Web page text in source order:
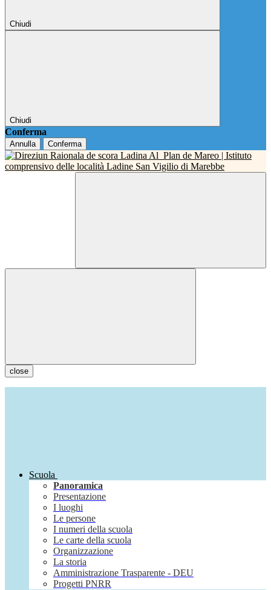
Chiudi
Chiudi
Conferma
Annulla Conferma
close
Scuola
Panoramica
Presentazione
I luoghi
Le persone
I numeri della scuola
Le carte della scuola
Organizzazione
La storia
Amministrazione Trasparente - DEU
Progetti PNRR